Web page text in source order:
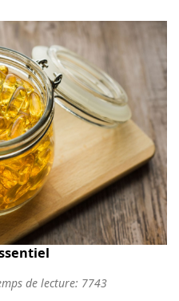
de lecture: 7743